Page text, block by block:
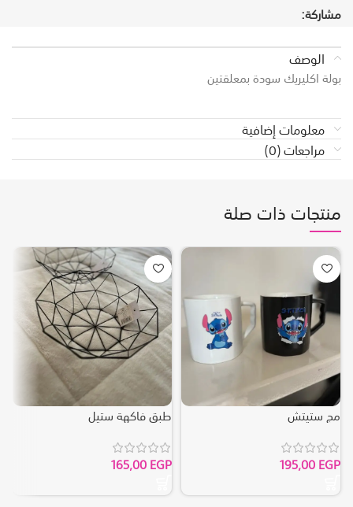
مشاركة:
الوصف
بولة اكليريك سودة بمعلقتين
معلومات إضافية
مراجعات (0)
منتجات ذات صلة
مج ستيتش
195,00EGP
طبق فاكهة ستيل
165,00EGP